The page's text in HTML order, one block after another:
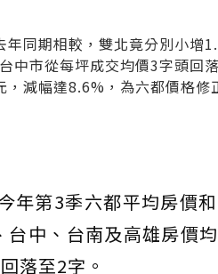
同期相較，雙北竟分別小增
中市從每坪成交均價3字頭回
減幅達8.6%，為六都價格修
年第3季六都平均房價
中、台南及高雄房價
落至2字。